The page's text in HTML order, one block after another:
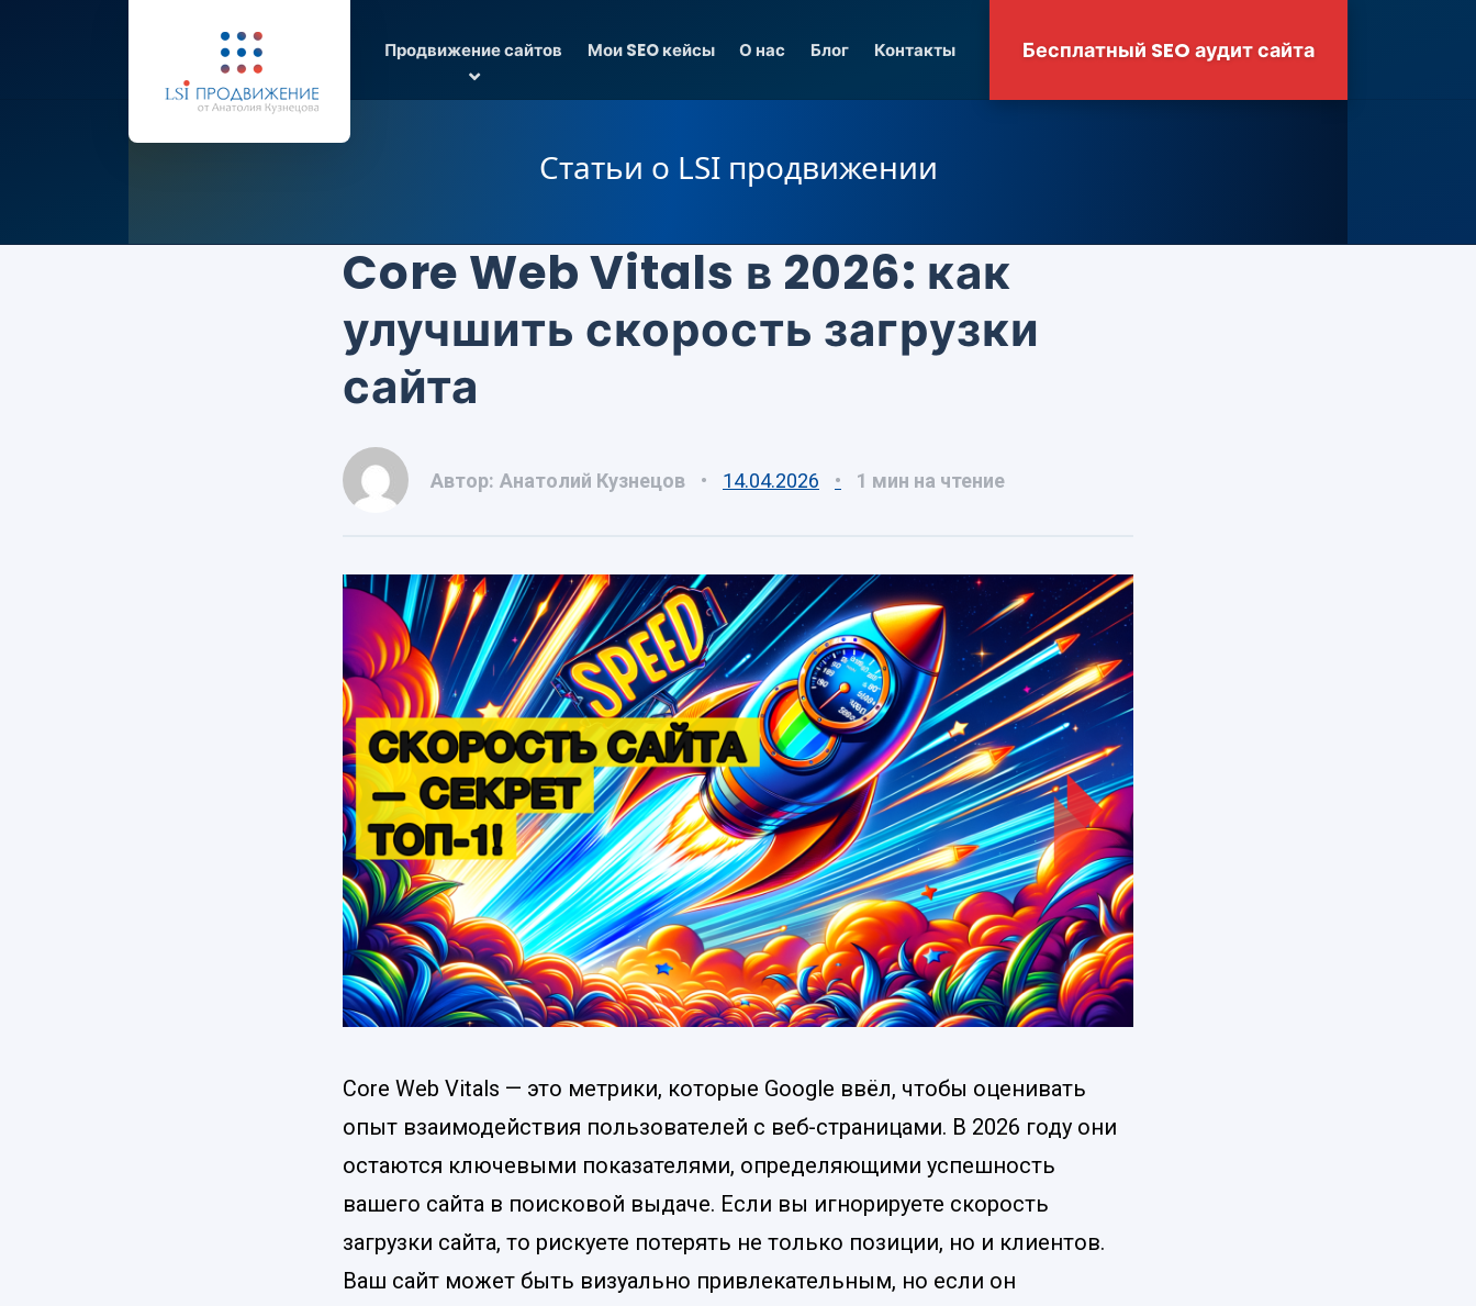
Продвижение сайтов Мои SEO кейсы О нас Блог Контакты Бесплатный SEO аудит сайта
Статьи о LSI продвижении
Core Web Vitals в 2026: как
улучшить скорость загрузки
сайта
Автор: Анатолий Кузнецов 14.04.2026 1 мин на чтение
Core Web Vitals — это метрики, которые Google ввёл, чтобы оценивать
опыт взаимодействия пользователей с веб-страницами. В 2026 году они
остаются ключевыми показателями, определяющими успешность
вашего сайта в поисковой выдаче. Если вы игнорируете скорость
загрузки сайта, то рискуете потерять не только позиции, но и клиентов.
Ваш сайт может быть визуально привлекательным, но если он